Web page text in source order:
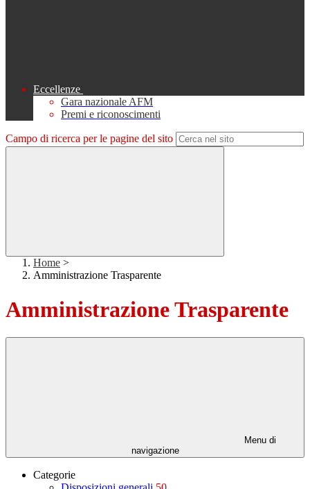
Eccellenze
Gara nazionale AFM
Premi e riconoscimenti
Campo di ricerca per le pagine del sito
Home >
Amministrazione Trasparente
Amministrazione Trasparente
Menu di
navigazione
Categorie